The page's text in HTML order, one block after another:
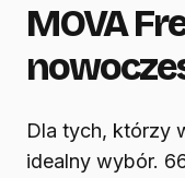
MOVA
Dla tych, którzy
idealny wybór.